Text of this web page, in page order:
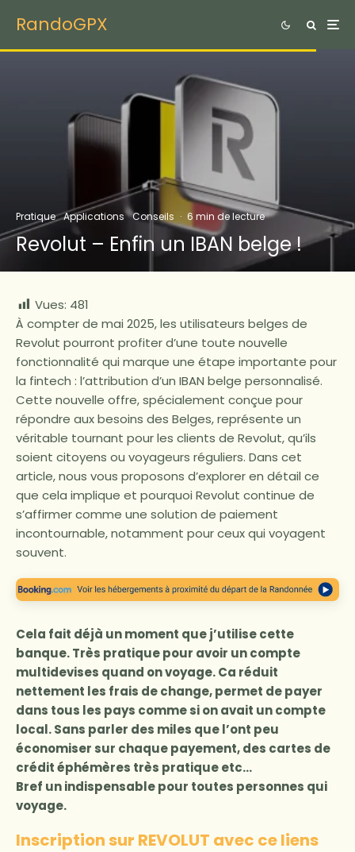
RandoGPX
Pratique Applications Conseils · 6 min de lecture
Revolut – Enfin un IBAN belge !
Vues: 481
À compter de mai 2025, les utilisateurs belges de
Revolut pourront profiter d’une toute nouvelle
fonctionnalité qui marque une étape importante pour
la fintech : l’attribution d’un IBAN belge personnalisé.
Cette nouvelle offre, spécialement conçue pour
répondre aux besoins des Belges, représente un
véritable tournant pour les clients de Revolut, qu’ils
soient citoyens ou voyageurs réguliers. Dans cet
article, nous vous proposons d’explorer en détail ce
que cela implique et pourquoi Revolut continue de
s’affirmer comme une solution de paiement
incontournable, notamment pour ceux qui voyagent
souvent.
Cela fait déjà un moment que j’utilise cette
banque. Très pratique pour avoir un compte
multidevises quand on voyage. Ca réduit
nettement les frais de change, permet de payer
dans tous les pays comme si on avait un compte
local. Sans parler des miles que l’ont peu
économiser sur chaque payement, des cartes de
crédit éphémères très pratique etc…
Bref un indispensable pour toutes personnes qui
voyage.
Inscription sur REVOLUT avec ce liens